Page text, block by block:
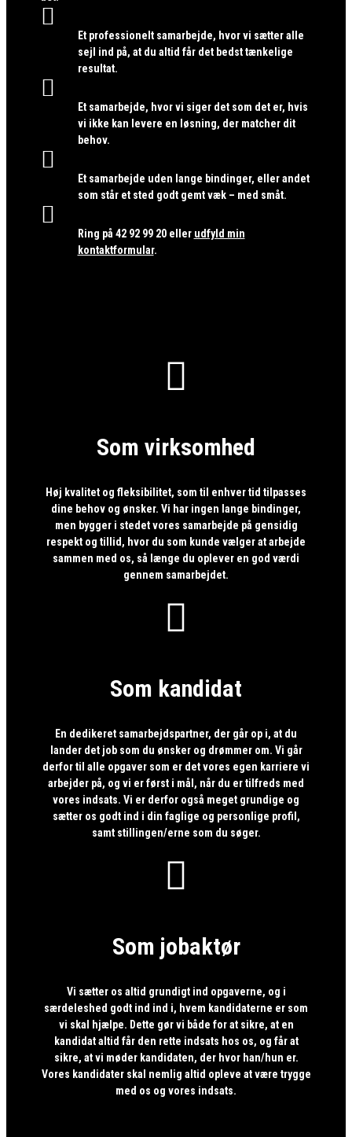

Et professionelt samarbejde, hvor vi sætter alle
sejl ind på, at du altid får det bedst tænkelige
resultat.

Et samarbejde, hvor vi siger det som det er, hvis
vi ikke kan levere en løsning, der matcher dit
behov.

Et samarbejde uden lange bindinger, eller andet
som står et sted godt gemt væk – med småt.

Ring på 42 92 99 20eller udfyld min
kontaktformular.

Som virksomhed
Høj kvalitet og fleksibilitet, som til enhver tid tilpasses
dine behov og ønsker. Vi har ingen lange bindinger,
men bygger i stedet vores samarbejde på gensidig
respekt og tillid, hvor du som kunde vælger at arbejde
sammen med os, så længe du oplever en god værdi
gennem samarbejdet.

Som kandidat
En dedikeret samarbejdspartner, der går op i, at du
lander det job som du ønsker og drømmer om. Vi går
derfor til alle opgaver som er det vores egen karriere vi
arbejder på, og vi er først i mål, når du er tilfreds med
vores indsats. Vi er derfor også meget grundige og
sætter os godt ind i din faglige og personlige profil,
samt stillingen/erne som du søger.

Som jobaktør
Vi sætter os altid grundigt ind opgaverne, og i
særdeleshed godt ind ind i, hvem kandidaterne er som
vi skal hjælpe. Dette gør vi både for at sikre, at en
kandidat altid får den rette indsats hos os, og får at
sikre, at vi møder kandidaten, der hvor han/hun er.
Vores kandidater skal nemlig altid opleve at være trygge
med os og vores indsats.